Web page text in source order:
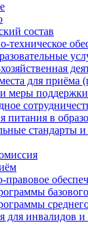
состав
техническое
для приёма
меры
питания в
стандарты
инвалидов и